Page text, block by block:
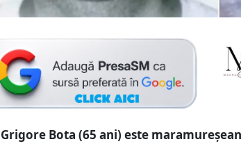
Grigore Bota (65 ani) este